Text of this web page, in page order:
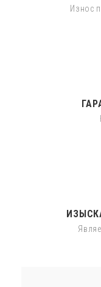
Износ